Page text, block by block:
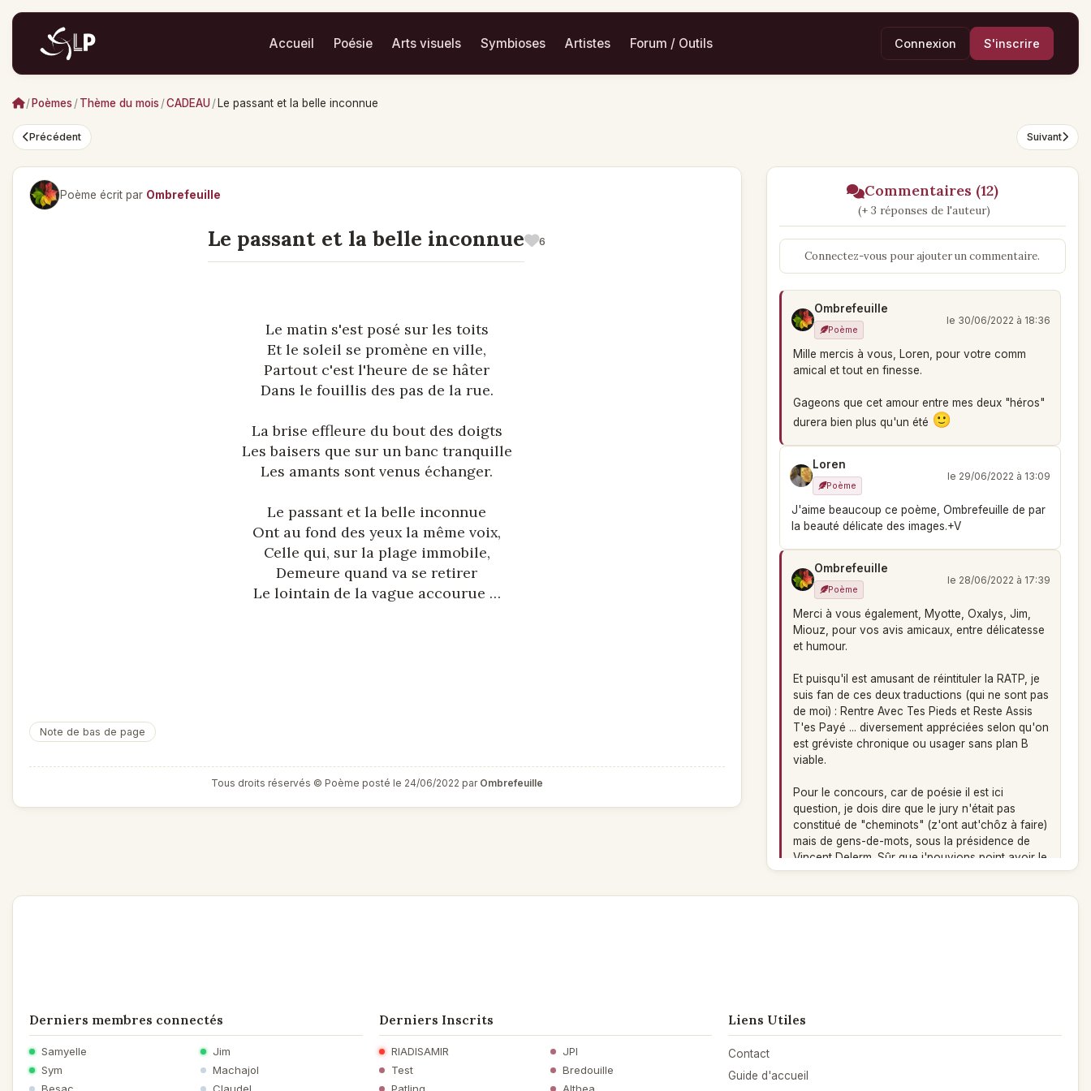
Accueil Poésie Arts visuels Symbioses Artistes Forum / Outils Connexion S'inscrire
/ Poèmes /Thème du mois /CADEAU/ Le passant et la belle inconnue
Précédent Suivant
Poème écrit par Ombrefeuille
Le passant et la belle inconnue 6
Le matin s'est posé sur les toits
Et le soleil se promène en ville,
Partout c'est l'heure de se hâter
Dans le fouillis des pas de la rue.
La brise effleure du bout des doigts
Les baisers que sur un banc tranquille
Les amants sont venus échanger.
Le passant et la belle inconnue
Ont au fond des yeux la même voix,
Celle qui, sur la plage immobile,
Demeure quand va se retirer
Le lointain de la vague accourue …
Note de bas de page
Tous droits réservés © Poème posté le 24/06/2022 par Ombrefeuille
Commentaires (12)
(+ 3 réponses de l'auteur)
Connectez-vous pour ajouter un commentaire.
Ombrefeuille
Poème
le 30/06/2022 à 18:36
Mille mercis à vous, Loren, pour votre comm
amical et tout en finesse.
Gageons que cet amour entre mes deux "héros"
durera bien plus qu'un été
Loren
Poème
le 29/06/2022 à 13:09
J'aime beaucoup ce poème, Ombrefeuille de par
la beauté délicate des images.+V
Ombrefeuille
Poème
le 28/06/2022 à 17:39
Merci à vous également, Myotte, Oxalys, Jim,
Miouz, pour vos avis amicaux, entre délicatesse
et humour.
Et puisqu'il est amusant de réintituler la RATP, je
suis fan de ces deux traductions (qui ne sont pas
de moi) : Rentre Avec Tes Pieds et Reste Assis
T'es Payé ... diversement appréciées selon qu'on
est gréviste chronique ou usager sans plan B
viable.
Pour le concours, car de poésie il est ici
question, je dois dire que le jury n'était pas
constitué de "cheminots" (z'ont aut'chôz à faire)
mais de gens-de-mots, sous la présidence de
Vincent Delerm. Sûr que j'pouvions point avoir le
style ... LOL !
publics
Derniers membres connectés
Samyelle
Jim
Sym
Machajol
Derniers Inscrits
RIADISAMIR
JPI
Test
Bredouille
Liens Utiles
Contact
Guide d'accueil